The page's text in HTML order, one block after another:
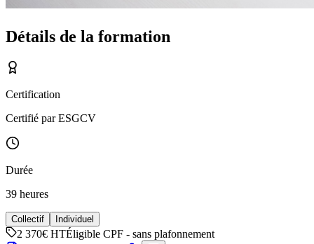
Détails de la formation
Certification
Certifié par ESGCV
Durée
39 heures
Collectif Individuel
2 370€ HTÉligible CPF - sans plafonnement